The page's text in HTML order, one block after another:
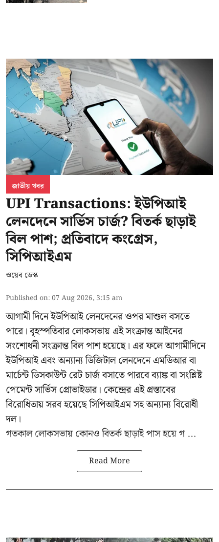
জাতীয় খবর
UPI Transactions: ইউপিআই
লেনদেনে সার্ভিস চার্জ? বিতর্ক ছাড়াই
বিল পাশ; প্রতিবাদে কংগ্রেস,
সিপিআইএম
ওয়েব ডেস্ক
Published on:07 Aug 2026, 3:15 am
আগামী দিনে ইউপিআই লেনদেনের ওপর মাশুল বসতে
পারে। বৃহস্পতিবার লোকসভায় এই সংক্রান্ত আইনের
সংশোধনী সংক্রান্ত বিল পাশ হয়েছে। এর ফলে আগামীদিনে
ইউপিআই এবং অন্যান্য ডিজিটাল লেনদেনে এমডিআর বা
মার্চেন্ট ডিসকাউন্ট রেট চার্জ বসাতে পারবে ব্যাঙ্ক বা সংশ্লিষ্ট
পেমেন্ট সার্ভিস প্রোভাইডার। কেন্দ্রের এই প্রস্তাবের
বিরোধিতায় সরব হয়েছে সিপিআইএম সহ অন্যান্য বিরোধী
দল।
গতকাল লোকসভায় কোনও বিতর্ক ছাড়াই পাস হয়ে গ ...
Read More